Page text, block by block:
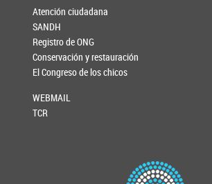
Atención ciudadana
SANDH
Registro de ONG
Conservación y restauración
El Congreso de los chicos
WEBMAIL
TCR